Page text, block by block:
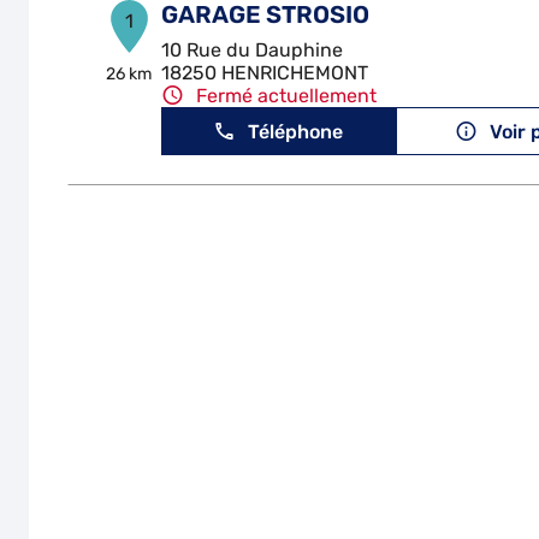
1
26 km
GARAGE STROSIO
10 Rue du Dauphine
18250 HENRICHEMONT
Fermé actuellement
Téléphone
Voir